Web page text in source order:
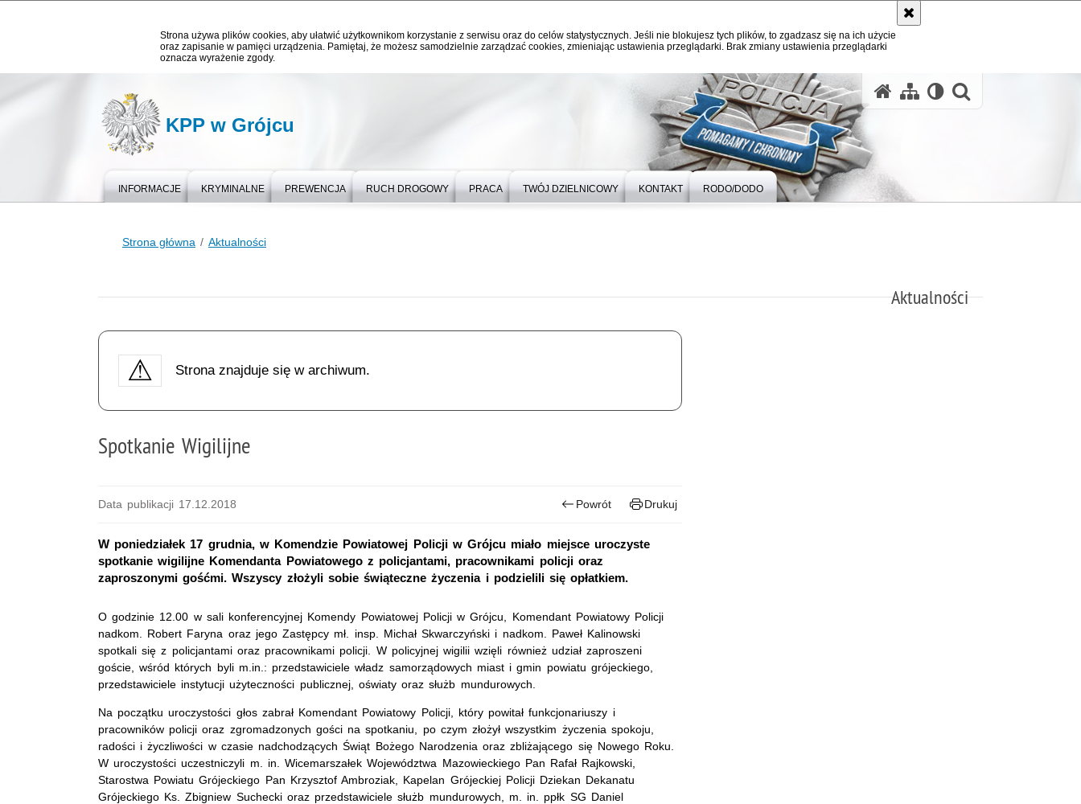
Strona używa plików cookies, aby ułatwić użytkownikom korzystanie z serwisu oraz do celów statystycznych. Jeśli nie blokujesz tych plików, to zgadzasz się na ich użycie
oraz zapisanie w pamięci urządzenia. Pamiętaj, że możesz samodzielnie zarządzać cookies, zmieniając ustawienia przeglądarki. Brak zmiany ustawienia przeglądarki
oznacza wyrażenie zgody.
KPP w Grójcu
INFORMACJE KRYMINALNE PREWENCJA RUCH DROGOWY PRACA TWÓJ DZIELNICOWY KONTAKT RODO/DODO
Strona główna Aktualności
Aktualności
Strona znajduje się w archiwum.
Spotkanie Wigilijne
Data publikacji 17.12.2018 Powrót Drukuj
W poniedziałek 17 grudnia, w Komendzie Powiatowej Policji w Grójcu miało miejsce uroczyste
spotkanie wigilijne Komendanta Powiatowego z policjantami, pracownikami policji oraz
zaproszonymi gośćmi. Wszyscy złożyli sobie świąteczne życzenia i podzielili się opłatkiem.
O godzinie 12.00 w sali konferencyjnej Komendy Powiatowej Policji w Grójcu, Komendant Powiatowy Policji
nadkom. Robert Faryna oraz jego Zastępcy mł. insp. Michał Skwarczyński i nadkom. Paweł Kalinowski
spotkali się z policjantami oraz pracownikami policji. W policyjnej wigilii wzięli również udział zaproszeni
goście, wśród których byli m.in.: przedstawiciele władz samorządowych miast i gmin powiatu grójeckiego,
przedstawiciele instytucji użyteczności publicznej, oświaty oraz służb mundurowych.
Na początku uroczystości głos zabrał Komendant Powiatowy Policji, który powitał funkcjonariuszy i
pracowników policji oraz zgromadzonych gości na spotkaniu, po czym złożył wszystkim życzenia spokoju,
radości i życzliwości w czasie nadchodzących Świąt Bożego Narodzenia oraz zbliżającego się Nowego Roku.
W uroczystości uczestniczyli m. in. Wicemarszałek Województwa Mazowieckiego Pan Rafał Rajkowski,
Starostwa Powiatu Grójeckiego Pan Krzysztof Ambroziak, Kapelan Grójeckiej Policji Dziekan Dekanatu
Grójeckiego Ks. Zbigniew Suchecki oraz przedstawiciele służb mundurowych, m. in. ppłk SG Daniel